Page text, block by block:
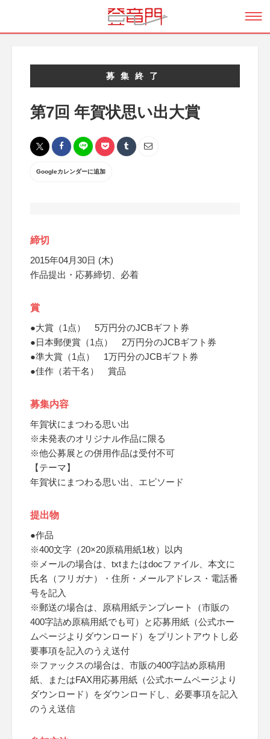
募集終了
第7回 年賀状思い出大賞
Googleカレンダーに追加
締切
2015年04月30日 (木)
作品提出・応募締切、必着
賞
●大賞（1点） 5万円分のJCBギフト券
●日本郵便賞（1点） 2万円分のJCBギフト券
●準大賞（1点） 1万円分のJCBギフト券
●佳作（若干名） 賞品
募集内容
年賀状にまつわる思い出
※未発表のオリジナル作品に限る
※他公募展との併用作品は受付不可
【テーマ】
年賀状にまつわる思い出、エピソード
提出物
●作品
※400文字（20×20原稿用紙1枚）以内
※メールの場合は、txtまたはdocファイル、本文に
氏名（フリガナ）・住所・メールアドレス・電話番
号を記入
※郵送の場合は、原稿用紙テンプレート（市販の
400字詰め原稿用紙でも可）と応募用紙（公式ホー
ムページよりダウンロード）をプリントアウトし必
要事項を記入のうえ送付
※ファックスの場合は、市販の400字詰め原稿用
紙、またはFAX用応募用紙（公式ホームページより
ダウンロード）をダウンロードし、必要事項を記入
のうえ送信